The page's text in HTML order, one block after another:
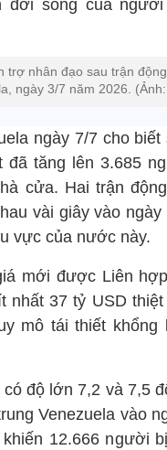
đời sống của
trợ nhân đạo sau trận
ngày 3/7 năm 2026.
ngày 7/7 cho
đã tăng lên 3.685
cửa. Hai trận
vài giây vào
vực của nước này.
mới được Liên
nhất 37 tỷ USD
mô tái thiết khổng
có độ lớn 7,2 và 7,5
Venezuela vào
12.666 người